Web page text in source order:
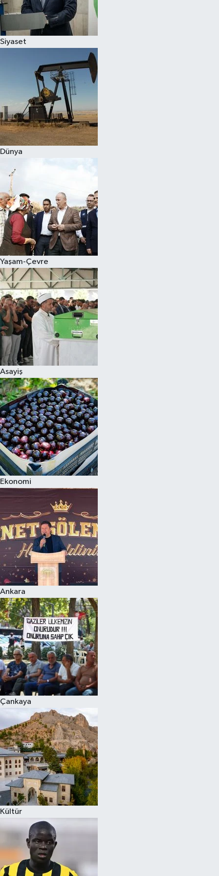
Siyaset
Dünya
Yaşam-Çevre
Asayiş
Ekonomi
Ankara
Çankaya
Kültür
Spor
Çocuk
Eğitim
Hava Durumu
Kadın
Kültür Sanat
Sağlık
Siyaset
Teknoloji
Televizyon
Yaşam-Çevre